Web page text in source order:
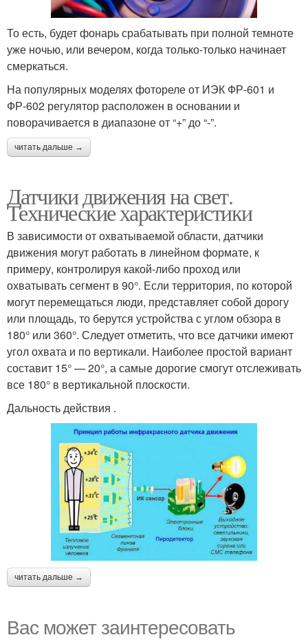
То есть, будет фонарь срабатывать при полной темноте
уже ночью, или вечером, когда только-только начинает
смеркаться.
На популярных моделях фотореле от ИЭК ФР-601 и
ФР-602 регулятор расположен в основании и
поворачивается в диапазоне от “+” до “-”.
читать дальше →
Датчики движения на свет.
Технические характеристики
В зависимости от охватываемой области, датчики
движения могут работать в линейном формате, к
примеру, контролируя какой-либо проход или
охватывать сегмент в 90°. Если территория, по которой
могут перемещаться люди, представляет собой дорогу
или площадь, то берутся устройства с углом обзора в
180° или 360°. Следует отметить, что все датчики имеют
угол охвата и по вертикали. Наиболее простой вариант
составит 15° — 20°, а самые дорогие смогут отслеживать
все 180° в вертикальной плоскости.
Дальность действия .
читать дальше →
Вас может заинтересовать